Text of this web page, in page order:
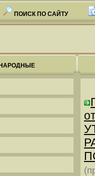
ПОИСК ПО САЙТУ